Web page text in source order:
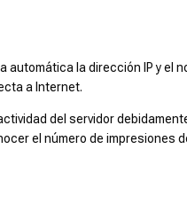
la dirección IP y el
a Internet.
del servidor
el número de impresiones